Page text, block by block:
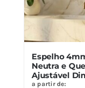
Espelho
Neutra e
Ajustável
a partir de: